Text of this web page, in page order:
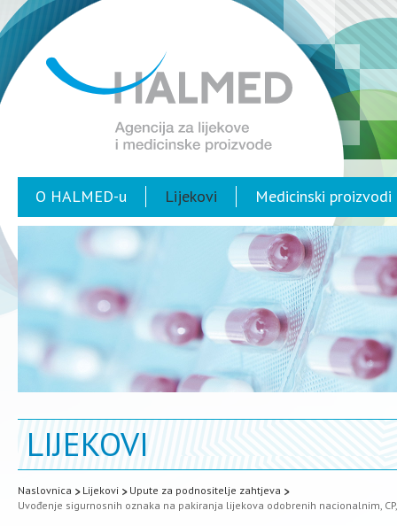
O HALMED-u Lijekovi Medicinski proizvodi
LIJEKOVI
Naslovnica Lijekovi
Upute za podnositelje zahtjeva
Uvođenje sigurnosnih oznaka na pakiranja lijekova odobrenih nacionalnim, CP,